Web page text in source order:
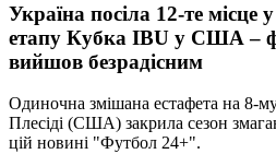
Україна посіла 12-те місце
етапу Кубка IBU у США –
вийшов безрадісним
Одиночна змішана естафета на 8-
Плесіді (США) закрила сезон
цій новині "Футбол 24+".